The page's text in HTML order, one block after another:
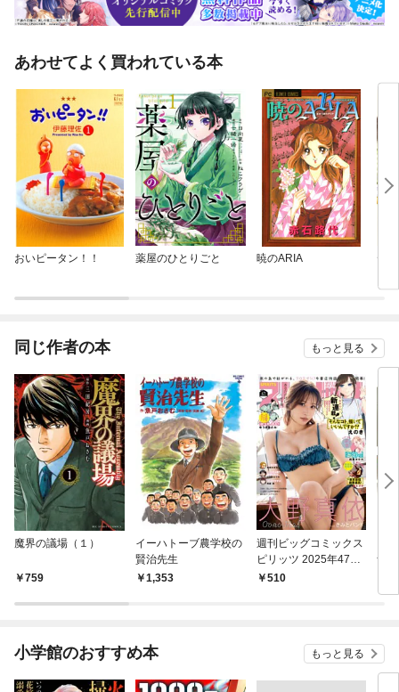
あわせてよく買われている本
おいピータン！！ 薬屋のひとりごと 暁のARIA デ
同じ作者の本 もっと見る
魔界の議場（１）
759
イーハトーブ農学校の
賢治先生
1,353
週刊ビッグコミックス
ピリッツ 2025年47号
【デジタル版限定グラ
510
ナ
小学館のおすすめ本 もっと見る